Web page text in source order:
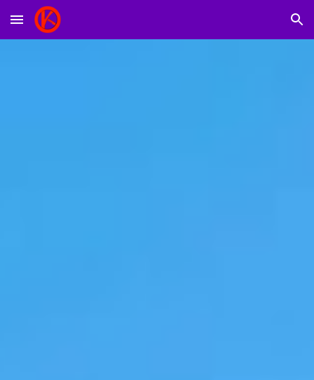
Skip to main content Skip to navigation